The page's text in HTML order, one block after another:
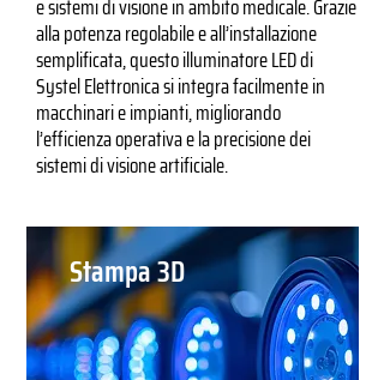
Stampa 3D
e sistemi di visione in ambito medicale. Grazie
alla potenza regolabile e all’installazione
semplificata, questo illuminatore LED di
Systel Elettronica si integra facilmente in
macchinari e impianti, migliorando
l’efficienza operativa e la precisione dei
sistemi di visione artificiale.